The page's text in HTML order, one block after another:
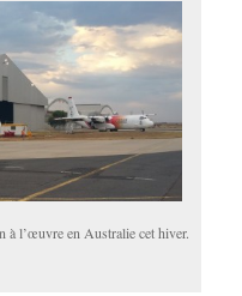
à l’œuvre en Australie cet hiver.